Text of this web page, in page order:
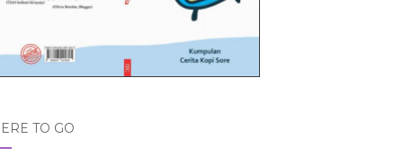
TO GO